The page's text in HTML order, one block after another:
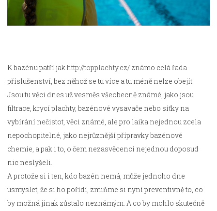
K bazénu patří jakhttp://topplachty.cz/ známo celá řada
příslušenství, bez něhož se tu více a tu méně nelze obejít.
Jsou tu věci dnes už vesměs všeobecně známé, jako jsou
filtrace, krycí plachty, bazénové vysavače nebo síťky na
vybírání nečistot, věci známé, ale pro laika nejednou zcela
nepochopitelné, jako nejrůznější přípravky bazénové
chemie, a pak i to, o čem nezasvěcenci nejednou doposud
nic neslyšeli.
A protože si i ten, kdo bazén nemá, může jednoho dne
usmyslet, že si ho pořídí, zmiňme si nyní preventivně to, co
by možná jinak zůstalo neznámým. A co by mohlo skutečně